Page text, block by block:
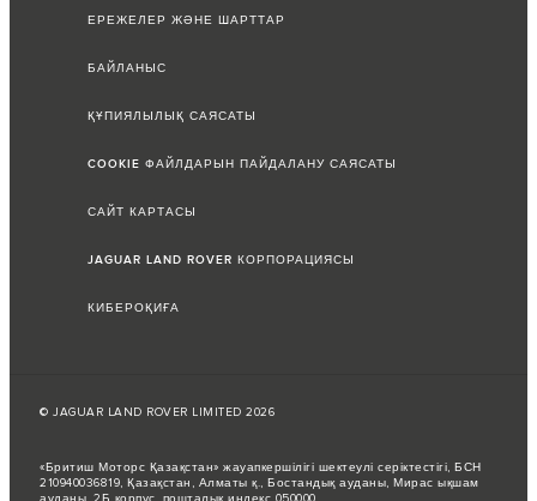
ЕРЕЖЕЛЕР ЖӘНЕ ШАРТТАР
БАЙЛАНЫС
ҚҰПИЯЛЫЛЫҚ САЯСАТЫ
COOKIE ФАЙЛДАРЫН ПАЙДАЛАНУ САЯСАТЫ
САЙТ КАРТАСЫ
JAGUAR LAND ROVER КОРПОРАЦИЯСЫ
КИБЕРОҚИҒА
© JAGUAR LAND ROVER LIMITED 2026
«Бритиш Моторс Қазақстан» жауапкершілігі шектеулі серіктестігі, БСН
210940036819, Қазақстан, Алматы қ., Бостандық ауданы, Мирас ықшам